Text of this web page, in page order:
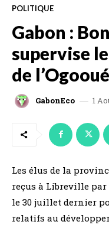
POLITIQUE
Gabon :
supervise
de
GabonEco 1
Les élus de la
reçus à Libreville par
le 30 juillet dernier
relatifs au